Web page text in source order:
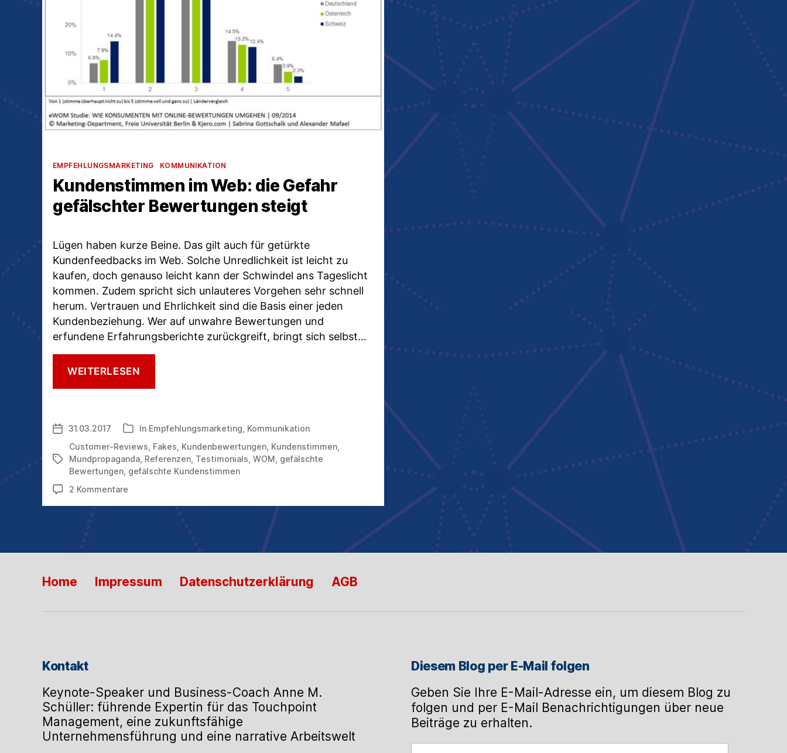
Kategorien
EMPFEHLUNGSMARKETING KOMMUNIKATION
Kundenstimmen im Web: die Gefahr
gefälschter Bewertungen steigt
Lügen haben kurze Beine. Das gilt auch für getürkte
Kundenfeedbacks im Web. Solche Unredlichkeit ist leicht zu
kaufen, doch genauso leicht kann der Schwindel ans Tageslicht
kommen. Zudem spricht sich unlauteres Vorgehen sehr schnell
herum. Vertrauen und Ehrlichkeit sind die Basis einer jeden
Kundenbeziehung. Wer auf unwahre Bewertungen und
erfundene Erfahrungsberichte zurückgreift, bringt sich selbst…
WEITERLESEN
GEFÄLSCHTER
BEWERTUNGEN
STEIGT
Veröffentlichungsdatum
31.03.2017 Kategorien
In Empfehlungsmarketing Kommunikation
Schlagwörter
Customer-Reviews Fakes Kundenbewertungen Kundenstimmen
Mundpropaganda Referenzen Testimonials WOM gefälschte
Bewertungen gefälschte Kundenstimmen
2 Kommentare
Bewertungen
steigt
Home Impressum Datenschutzerklärung AGB
Kontakt
Keynote-Speaker und Business-Coach Anne M.
Schüller: führende Expertin für das Touchpoint
Management, eine zukunftsfähige
Unternehmensführung und eine narrative Arbeitswelt
Diesem Blog per E-Mail folgen
Geben Sie Ihre E-Mail-Adresse ein, um diesem Blog zu
folgen und per E-Mail Benachrichtigungen über neue
Beiträge zu erhalten.